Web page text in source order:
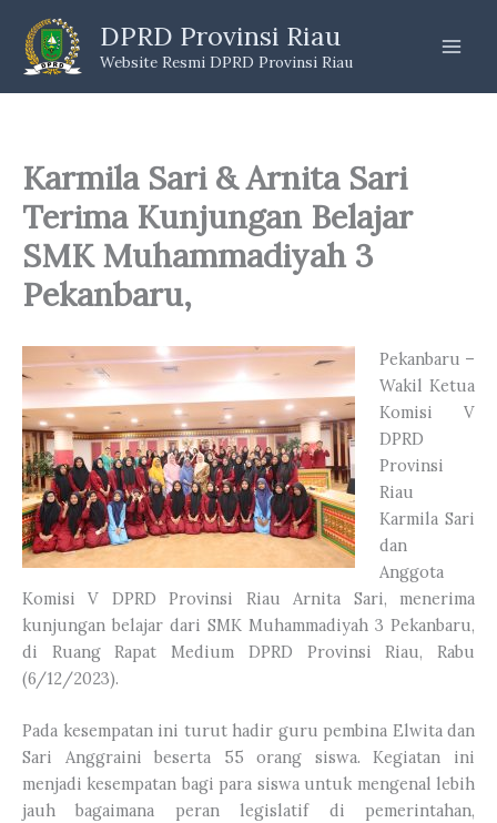
content
DPRD Provinsi Riau
Website Resmi DPRD Provinsi Riau
Karmila Sari & Arnita Sari
Terima Kunjungan Belajar
SMK Muhammadiyah 3
Pekanbaru,
Pekanbaru –
Wakil Ketua
Komisi V
DPRD
Provinsi
Riau
Karmila Sari
dan
Anggota
Komisi V DPRD Provinsi Riau Arnita Sari, menerima
kunjungan belajar dari SMK Muhammadiyah 3 Pekanbaru,
di Ruang Rapat Medium DPRD Provinsi Riau, Rabu
(6/12/2023).
Pada kesempatan ini turut hadir guru pembina Elwita dan
Sari Anggraini beserta 55 orang siswa. Kegiatan ini
menjadi kesempatan bagi para siswa untuk mengenal lebih
jauh bagaimana peran legislatif di pemerintahan,